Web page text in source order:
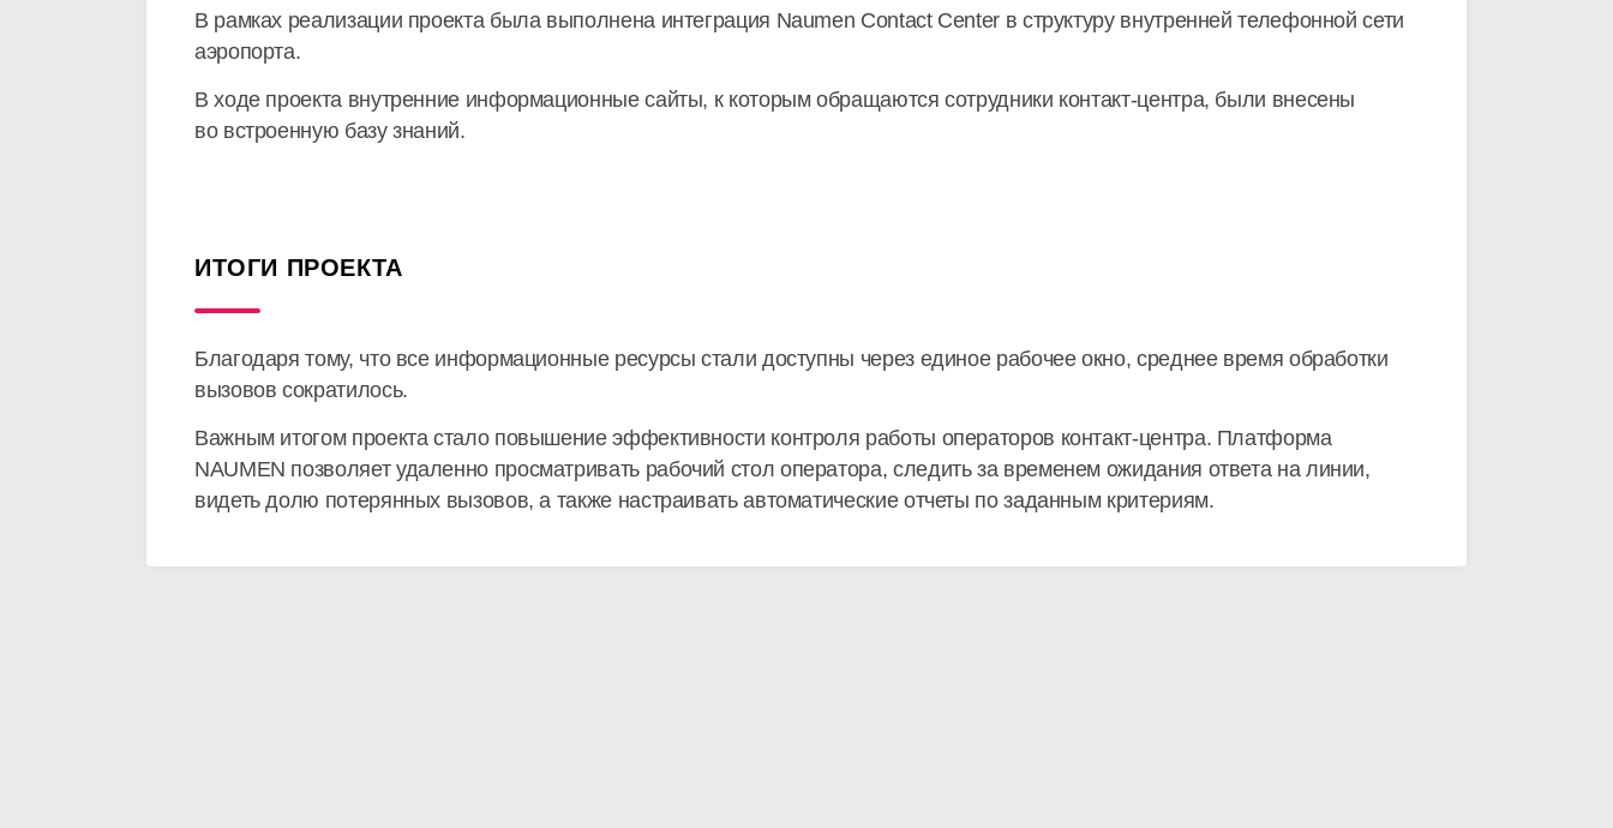
В рамках реализации проекта была выполнена интеграция Naumen Contact Center в структуру внутренней телефонной сети
аэропорта.
В ходе проекта внутренние информационные сайты, к которым обращаются сотрудники контакт-центра, были внесены
во встроенную базу знаний.
ИТОГИ ПРОЕКТА
Благодаря тому, что все информационные ресурсы стали доступны через единое рабочее окно, среднее время обработки
вызовов сократилось.
Важным итогом проекта стало повышение эффективности контроля работы операторов контакт-центра. Платформа
NAUMEN позволяет удаленно просматривать рабочий стол оператора, следить за временем ожидания ответа на линии,
видеть долю потерянных вызовов, а также настраивать автоматические отчеты по заданным критериям.